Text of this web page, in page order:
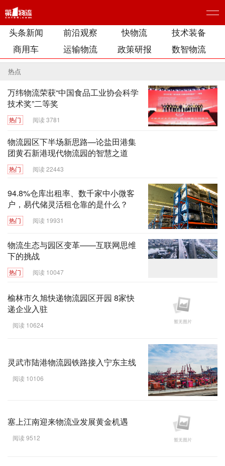
头条新闻 前沿观察 快物流
技术装备
商用车
运输物流 政策研报 数智物流
热点
万纬物流荣获“中国食品工业协会科学
技术奖”二等奖
热门 阅读 3781
物流园区下半场新思路—论盐田港集
团黄石新港现代物流园的智慧之道
热门 阅读 22443
94.8%仓库出租率、数千家中小微客
户，易代储灵活租仓靠的是什么？
热门 阅读 19931
物流生态与园区变革——互联网思维
下的挑战
热门 阅读 10047
榆林市久旭快递物流园区开园 8家快
递企业入驻
阅读 10624
灵武市陆港物流园铁路接入宁东主线
阅读 10106
塞上江南迎来物流业发展黄金机遇
阅读 9512